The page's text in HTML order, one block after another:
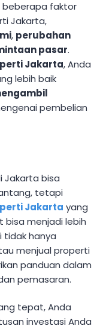
beberapa faktor
Jakarta,
, perubahan
pasar.
Jakarta, Anda
lebih baik
pembelian
Jakarta bisa
tetapi
Jakarta yang
bisa menjadi lebih
tidak hanya
menjual properti
panduan dalam
pemasaran.
tepat, Anda
investasi Anda